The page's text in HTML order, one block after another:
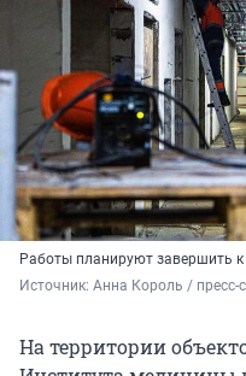
Работы планируют завершить
Источник: Анна Король / пресс-
На территории